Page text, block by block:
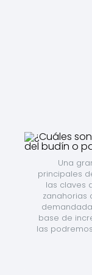
Una
principales
las claves
zanahorias
base de
las